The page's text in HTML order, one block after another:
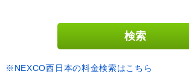
※NEXCO西日本の料金検索はこちら